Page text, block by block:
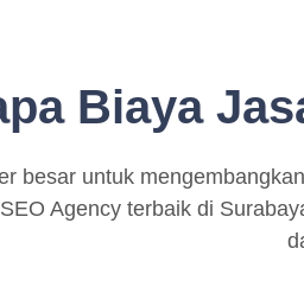
Biaya
besar untuk
Agency terbaik di